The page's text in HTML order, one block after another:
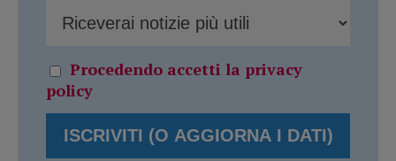
Procedendo accetti la privacy
policy